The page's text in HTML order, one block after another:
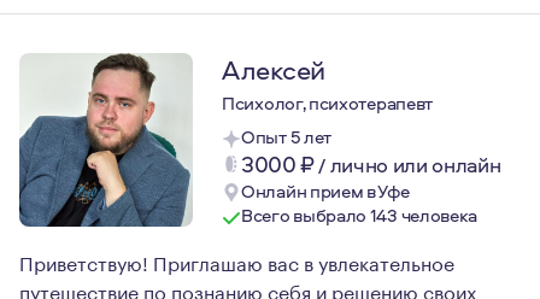
Алексей
Психолог, психотерапевт
Опыт 5 лет
3000₽/лично или онлайн
Онлайн прием в Уфе
Всего выбрало 143 человека
Приветствую! Приглашаю вас в увлекательное
путешествие по познанию себя и решению своих